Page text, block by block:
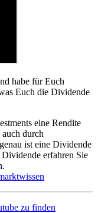
habe für Euch
Euch die Dividende
eine Rendite
durch
ist eine Dividende
erfahren Sie
zu finden